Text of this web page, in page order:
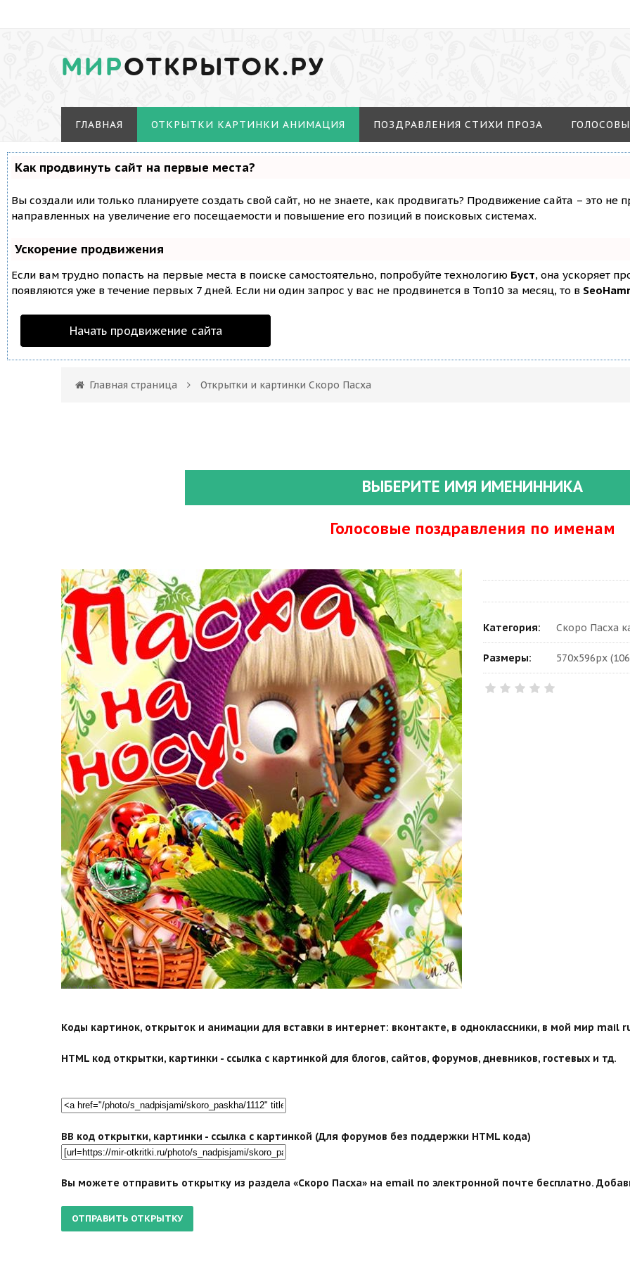
МИРОТКРЫТОК.РУ
ГЛАВНАЯ ОТКРЫТКИ КАРТИНКИ АНИМАЦИЯ ПОЗДРАВЛЕНИЯ СТИХИ ПРОЗА
Как продвинуть сайт на первые места?
Вы создали или только планируете создать свой сайт, но не знаете, как продвигать? Продвижение сайта – это
направленных на увеличение его посещаемости и повышение его позиций в поисковых системах.
Ускорение продвижения
Если вам трудно попасть на первые места в поиске самостоятельно, попробуйте технологию Буст, она ускоряет
появляются уже в течение первых 7 дней. Если ни один запрос у вас не продвинется в Топ10 за месяц, то в
Начать продвижение сайта
Главная страница Открытки и картинки Скоро Пасха
ВЫБЕРИТЕ ИМЯ ИМЕНИННИКА
Голосовые поздравления по именам
search">
Категория: Скоро Пасха
Размеры: 570x596px
Коды картинок, открыток и анимации для вставки в интернет: вконтакте, в одноклассники, в мой мир mail
HTML код открытки, картинки - ссылка с картинкой для блогов, сайтов, форумов, дневников, гостевых и тд.
BB код открытки, картинки - ссылка с картинкой (Для форумов без поддержки HTML кода)
Вы можете отправить открытку из раздела «Скоро Пасха» на email по электронной почте бесплатно.